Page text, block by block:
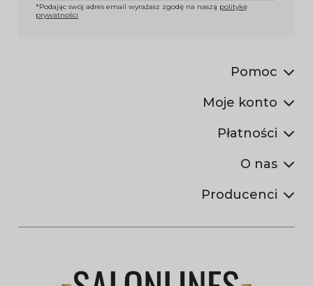
*Podając swój adres email wyrażasz zgodę na naszą politykę
prywatności
Pomoc
Moje konto
Płatności
O nas
Producenci